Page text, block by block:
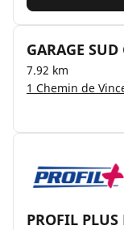
GARAGE
7.92 km
1 Chemin de
PROFIL PLUS